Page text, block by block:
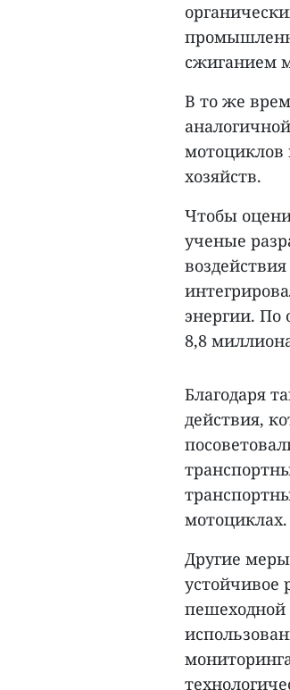
сжиганием
В то же
мотоциклов
хозяйств.
Чтобы
ученые
энергии. По
8,8
Благодаря
действия,
мотоциклах.
Другие
устойчивое
пешеходной